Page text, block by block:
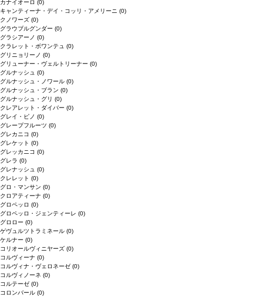
カナイオーロ (0)
キャンティーナ・デイ・コッリ・アメリーニ (0)
クノワーズ (0)
グラウブルグンダー (0)
グラシアーノ (0)
クラレット・ボワンテュ (0)
グリニョリーノ (0)
グリューナー・ヴェルトリーナー (0)
グルナッシュ (0)
グルナッシュ・ノワール (0)
グルナッシュ・ブラン (0)
グルナッシュ・グリ (0)
クレアレット・ダイバー (0)
グレイ・ピノ (0)
グレープフルーツ (0)
グレカニコ (0)
グレケット (0)
グレッカニコ (0)
グレラ (0)
グレナッシュ (0)
クレレット (0)
グロ・マンサン (0)
クロアティーナ (0)
グロペッロ (0)
グロペッロ・ジェンティーレ (0)
グロロー (0)
ゲヴュルツトラミネール (0)
ケルナー (0)
コリオールヴィニヤーズ (0)
コルヴィーナ (0)
コルヴィナ・ヴェロネーゼ (0)
コルヴィノーネ (0)
コルテーゼ (0)
コロンバール (0)